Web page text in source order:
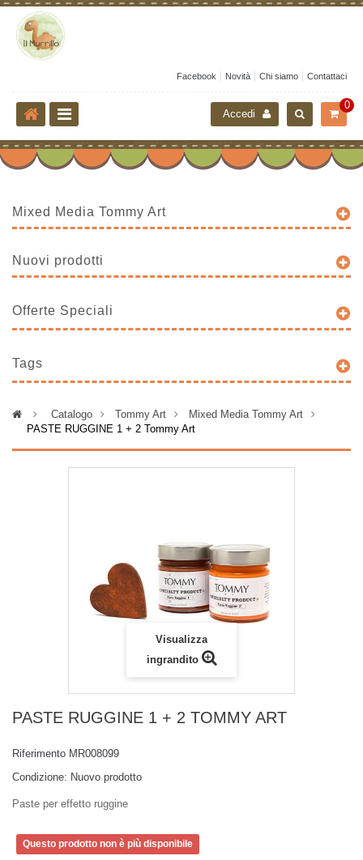
Facebook Novità Chi siamo Contattaci
0
Accedi
Mixed Media Tommy Art
Nuovi prodotti
Offerte Speciali
Tags
> Catalogo > Tommy Art >
Mixed Media Tommy Art
PASTE RUGGINE 1 + 2 Tommy Art
Visualizza
ingrandito
PASTE RUGGINE 1 + 2 TOMMY ART
Riferimento MR008099
Condizione: Nuovo prodotto
Paste per effetto ruggine
Questo prodotto non è più disponibile